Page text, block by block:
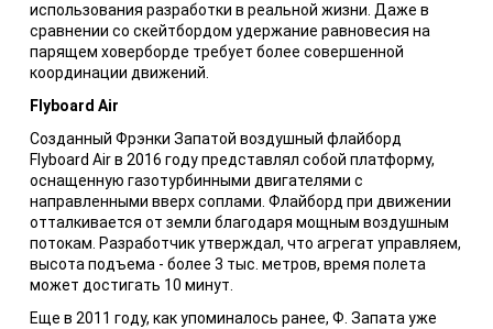
использования разработки в реальной жизни. Даже в
сравнении со скейтбордом удержание равновесия на
парящем ховерборде требует более совершенной
координации движений.
Flyboard Air
Созданный Фрэнки Запатой воздушный флайборд
Flyboard Air в 2016 году представлял собой платформу,
оснащенную газотурбинными двигателями с
направленными вверх соплами. Флайборд при движении
отталкивается от земли благодаря мощным воздушным
потокам. Разработчик утверждал, что агрегат управляем,
высота подъема - более 3 тыс. метров, время полета
может достигать 10 минут.
Еще в 2011 году, как упоминалось ранее, Ф. Запата уже